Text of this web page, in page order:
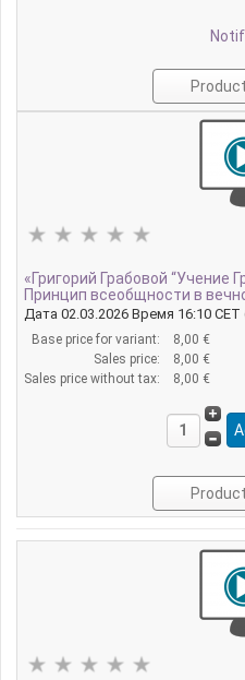
«Григорий Грабовой “Учение
Принцип всеобщности в
Дата 02.03.2026 Время 16:10
Base price for variant:
8,00 €
Sales price:
8,00 €
Sales price without tax:
8,00 €